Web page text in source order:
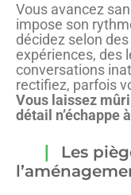
Vous avancez
impose son
décidez selon
expériences, des
conversations
rectifiez, parfois
Vous laissez
détail n’échappe
Les